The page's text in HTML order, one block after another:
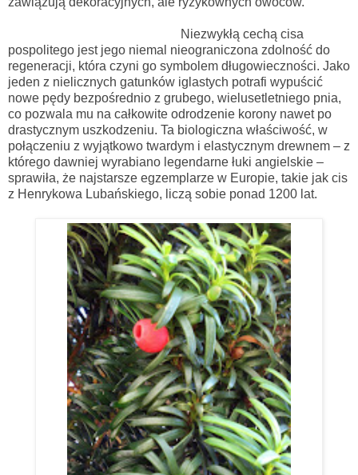
Niezwykłą cechą cisa
pospolitego jest jego niemal nieograniczona zdolność do
regeneracji, która czyni go symbolem długowieczności. Jako
jeden z nielicznych gatunków iglastych potrafi wypuścić
nowe pędy bezpośrednio z grubego, wielusetletniego pnia,
co pozwala mu na całkowite odrodzenie korony nawet po
drastycznym uszkodzeniu. Ta biologiczna właściwość, w
połączeniu z wyjątkowo twardym i elastycznym drewnem – z
którego dawniej wyrabiano legendarne łuki angielskie –
sprawiła, że najstarsze egzemplarze w Europie, takie jak cis
z Henrykowa Lubańskiego, liczą sobie ponad 1200 lat.